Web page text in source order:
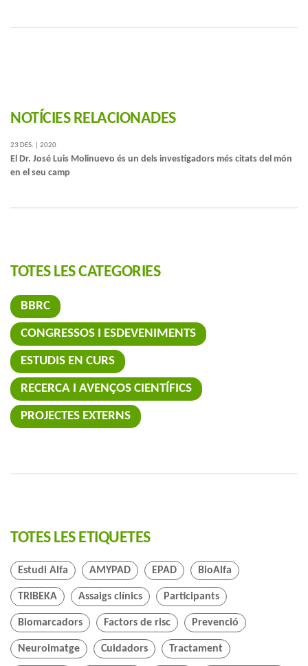
NOTÍCIES RELACIONADES
23 DES. | 2020
El Dr. José Luis Molinuevo és un dels investigadors més citats del món
en el seu camp
TOTES LES CATEGORIES
BBRC
CONGRESSOS I ESDEVENIMENTS
ESTUDIS EN CURS
RECERCA I AVENÇOS CIENTÍFICS
PROJECTES EXTERNS
TOTES LES ETIQUETES
Estudi Alfa AMYPAD EPAD BioAlfa
TRIBEKA Assaigs clínics Participants
Biomarcadors Factors de risc Prevenció
Neuroimatge Cuidadors Tractament